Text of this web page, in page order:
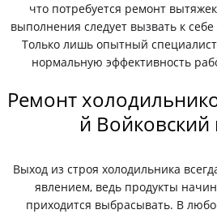
что потребуется ремонт
выполнения следует вызвать к
Только лишь опытный
нормальную эффективность
Ремонт
й Войковский
Выход из строя холодильника
явлением, ведь продукты
приходится выбрасывать. В